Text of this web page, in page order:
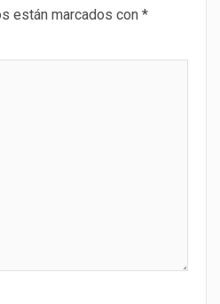
están marcados con *